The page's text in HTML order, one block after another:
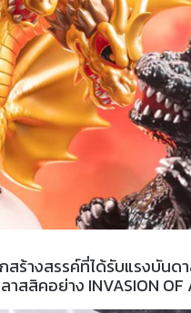
ร้างสรรค์ที่ได้รับแรงบันด
สิคอย่าง INVASION OF